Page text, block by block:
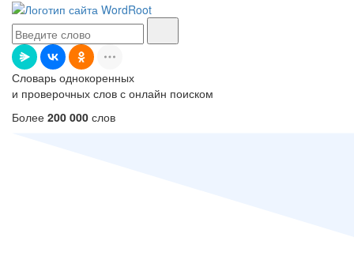
Словарь однокоренных
и проверочных слов с онлайн поиском
Более 200 000 слов